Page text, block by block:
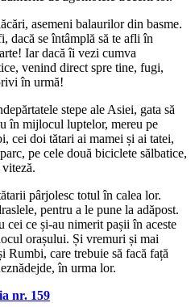
asemeni balaurilor din basme.
dacă se întâmplă să te afli în
Iar dacă îi vezi cumva
venind direct spre tine, fugi,
în urmă!
stepe ale Asiei, gata să
în mijlocul luptelor, mereu pe
cei doi tătari ai mamei și ai tatei,
pe cele două biciclete sălbatice,
pârjolesc totul în calea lor.
pentru a le pune la adăpost.
cei ce și-au nimerit pașii în aceste
orașului. Și vremuri și mai
care trebuie să facă față
în urma lor.
nr. 159